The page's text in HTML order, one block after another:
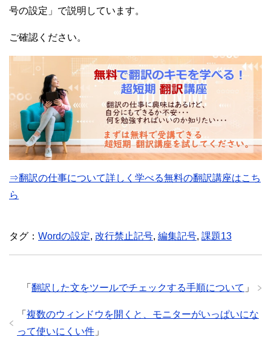
号の設定」で説明しています。
ご確認ください。
⇒翻訳の仕事について詳しく学べる無料の翻訳講座はこち
ら
タグ： Wordの設定, 改行禁止記号, 編集記号, 課題13
「 翻訳した文をツールでチェックする手順について 」
「 複数のウィンドウを開くと、モニターがいっぱいにな
って使いにくい件 」